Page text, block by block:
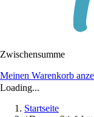
Zwischensumme
Meinen Warenkorb
Loading...
Startseite